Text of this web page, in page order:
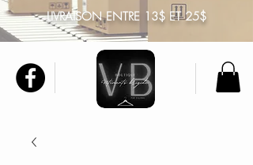
LIVRAISON ENTRE 13$ ET 25$